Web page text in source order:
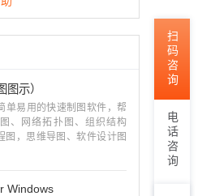
示）
单易用的快速制图软件，帮
、网络拓扑图、组织结构
图，思维导图、软件设计图
Windows
扫码咨询
电话咨询